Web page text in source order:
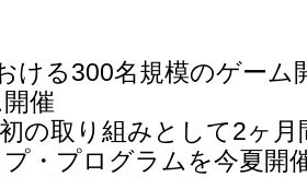
ける300名規模のゲーム
催
の取り組みとして2ヶ
・プログラムを今夏開